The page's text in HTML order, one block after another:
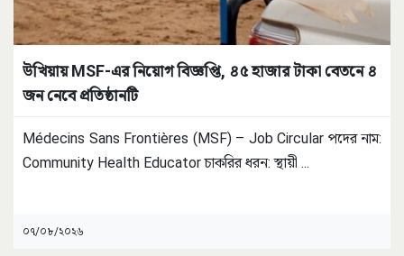
উখিয়ায় MSF-এর নিয়োগ বিজ্ঞপ্তি, ৪৫ হাজার টাকা বেতনে ৪
জন নেবে প্রতিষ্ঠানটি
Médecins Sans Frontières (MSF) – Job Circular পদের নাম:
Community Health Educator চাকরির ধরন: স্থায়ী ...
০৭/০৮/২০২৬